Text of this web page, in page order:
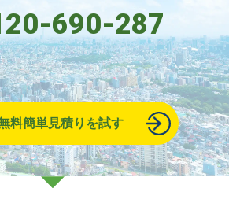
690-287
料簡単見積りを試す